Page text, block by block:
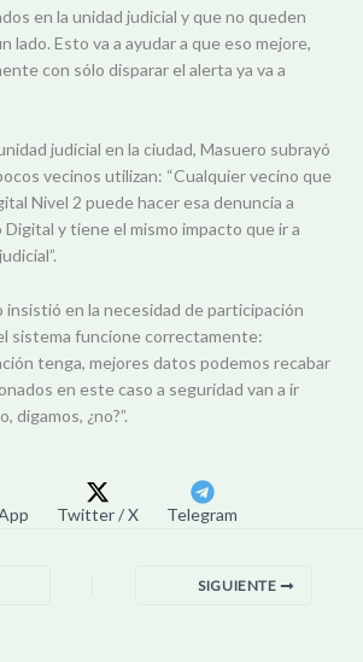
en la unidad judicial y que no queden
lado. Esto va a ayudar a que eso mejore,
con sólo disparar el alerta ya va a
judicial en la ciudad, Masuero subrayó
vecinos utilizan: “Cualquier vecino que
Nivel 2 puede hacer esa denuncia a
y tiene el mismo impacto que ir a
insistió en la necesidad de participación
sistema funcione correctamente:
tenga, mejores datos podemos recabar
en este caso a seguridad van a ir
digamos, ¿no?”.
Twitter / X Telegram
SIGUIENTE